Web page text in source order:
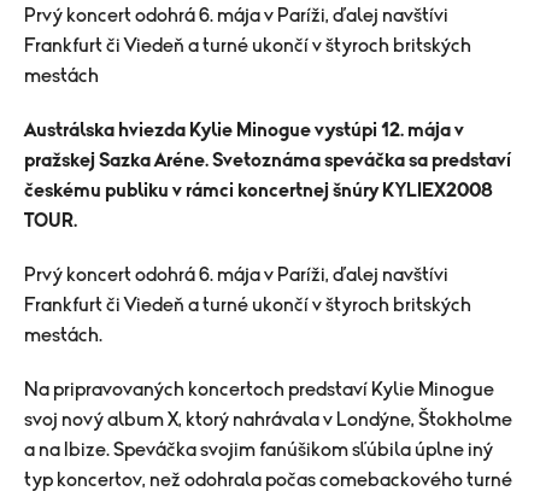
Prvý koncert odohrá 6. mája v Paríži, ďalej navštívi
Frankfurt či Viedeň a turné ukončí v štyroch britských
mestách
Austrálska hviezda Kylie Minogue vystúpi 12. mája v
pražskej Sazka Aréne. Svetoznáma speváčka sa predstaví
českému publiku v rámci koncertnej šnúry KYLIEX2008
TOUR.
Prvý koncert odohrá 6. mája v Paríži, ďalej navštívi
Frankfurt či Viedeň a turné ukončí v štyroch britských
mestách.
Na pripravovaných koncertoch predstaví Kylie Minogue
svoj nový album X, ktorý nahrávala v Londýne, Štokholme
a na Ibize. Speváčka svojim fanúšikom sľúbila úplne iný
typ koncertov, než odohrala počas comebackového turné